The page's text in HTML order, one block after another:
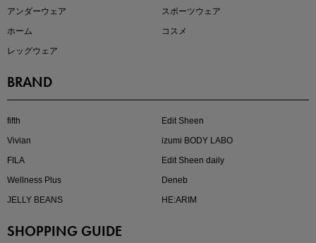
kokoさんセレクト
アンダーウェア
スポーツウェア
ホーム
コスメ
レッグウェア
BRAND
fifth
Edit Sheen
Vivian
izumi BODY LABO
FILA
Edit Sheen daily
Wellness Plus
Deneb
JELLY BEANS
HE:ARIM
SHOPPING GUIDE